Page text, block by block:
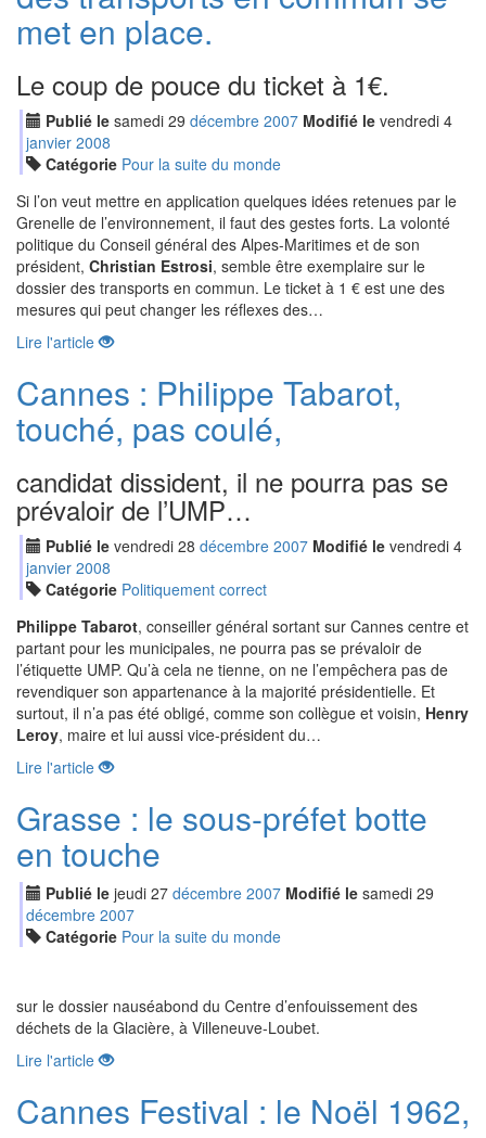
met en place.
Le coup de pouce du ticket à 1€.
Publié le samedi 29 décembre 2007 Modifié le vendredi 4
janvier 2008
Catégorie Pour la suite du monde
Si l’on veut mettre en application quelques idées retenues par le
Grenelle de l’environnement, il faut des gestes forts. La volonté
politique du Conseil général des Alpes-Maritimes et de son
président, Christian Estrosi, semble être exemplaire sur le
dossier des transports en commun. Le ticket à 1 € est une des
mesures qui peut changer les réflexes des…
Lire l'article
Cannes : Philippe Tabarot,
touché, pas coulé,
candidat dissident, il ne pourra pas se
prévaloir de l’UMP…
Publié le vendredi 28 décembre 2007 Modifié le vendredi 4
janvier 2008
Catégorie Politiquement correct
Philippe Tabarot, conseiller général sortant sur Cannes centre et
partant pour les municipales, ne pourra pas se prévaloir de
l’étiquette UMP. Qu’à cela ne tienne, on ne l’empêchera pas de
revendiquer son appartenance à la majorité présidentielle. Et
surtout, il n’a pas été obligé, comme son collègue et voisin, Henry
Leroy, maire et lui aussi vice-président du…
Lire l'article
Grasse : le sous-préfet botte
en touche
Publié le jeudi 27 décembre 2007 Modifié le samedi 29
décembre 2007
Catégorie Pour la suite du monde
sur le dossier nauséabond du Centre d’enfouissement des
déchets de la Glacière, à Villeneuve-Loubet.
Lire l'article
Cannes Festival : le Noël 1962,